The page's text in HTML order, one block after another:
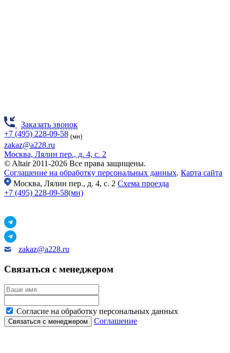
Заказать звонок
+7 (495) 228-09-58 (мн)
zakaz@a228.ru
Москва, Лялин пер., д. 4, с. 2
© Altair 2011-2026 Все права защищены.
Соглашение на обработку персональных данных. Карта сайта
Москва, Лялин пер., д. 4, с. 2 Схема проезда
+7 (495) 228-09-58(мн)
zakaz@a228.ru
Связаться с менеджером
Согласие на обработку персональных данных
Соглашение